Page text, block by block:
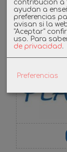
Cupones
contribución a
ayudan a
preferencias
avisan si la
"Aceptar"
uso. Para
de privacidad.
Preferencias